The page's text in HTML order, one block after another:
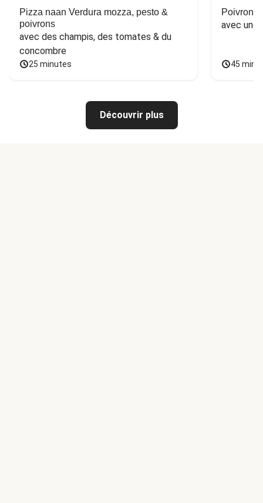
Pizza naan Verdura mozza, pesto &
poivrons
avec des champis, des tomates & du
concombre
25 minutes
Poivron
avec une
45
Découvrir plus